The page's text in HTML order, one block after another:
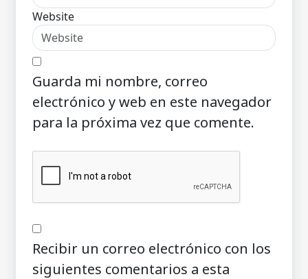
Website
Guarda mi nombre, correo
electrónico y web en este navegador
para la próxima vez que comente.
Recibir un correo electrónico con los
siguientes comentarios a esta